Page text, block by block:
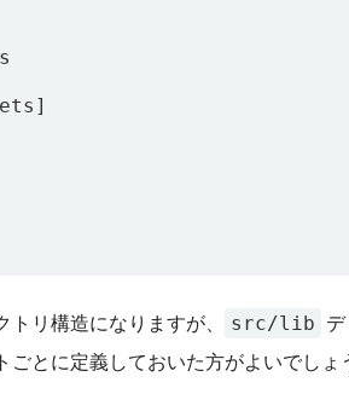
リ構造になりますが、 src/lib
とに定義しておいた方がよいでしょ